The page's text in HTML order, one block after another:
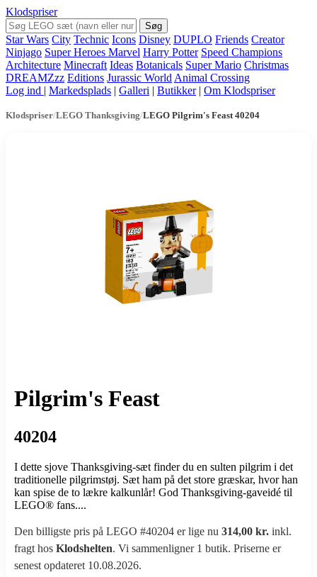
Klodspriser
Søg
Star Wars City Technic Icons Disney DUPLO Friends Creator
Ninjago Super Heroes Marvel Harry Potter Speed Champions
Architecture Minecraft Ideas Botanicals Super Mario Christmas
DREAMZzz Editions Jurassic World Animal Crossing
Log ind | Markedsplads | Galleri | Butikker | Om Klodspriser
Klodspriser/LEGO Thanksgiving/LEGO Pilgrim's Feast 40204
Pilgrim's Feast
40204
I dette sjove Thanksgiving-sæt finder du en sulten pilgrim i det
traditionelle pilgrimstøj. Sæt ham på det store græskar, hvor han
kan spise de to lækre kalkunlår! God Thanksgiving-gaveidé til
LEGO® fans....
Den billigste pris på LEGO #40204 er lige nu 314,00 kr. inkl.
fragt hos Klodshelten. Vi sammenligner 1 butik. Priserne er
senest opdateret 10.08.2026.